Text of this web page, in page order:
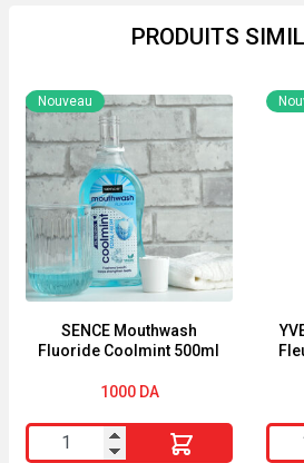
PRODUITS
SENCE Mouthwash
Fluoride Coolmint 500ml
Nouveau
1000 DA
quantité